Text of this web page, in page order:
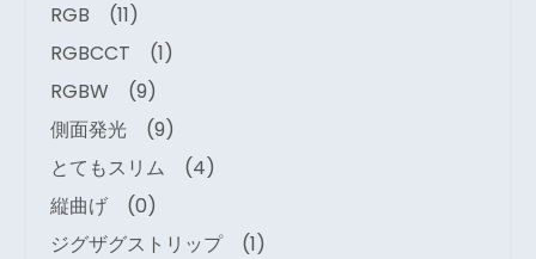
RGB
(11)
RGBCCT
(1)
RGBW
(9)
側面発光
(9)
とてもスリム
(4)
縦曲げ
(0)
ジグザグストリップ
(1)